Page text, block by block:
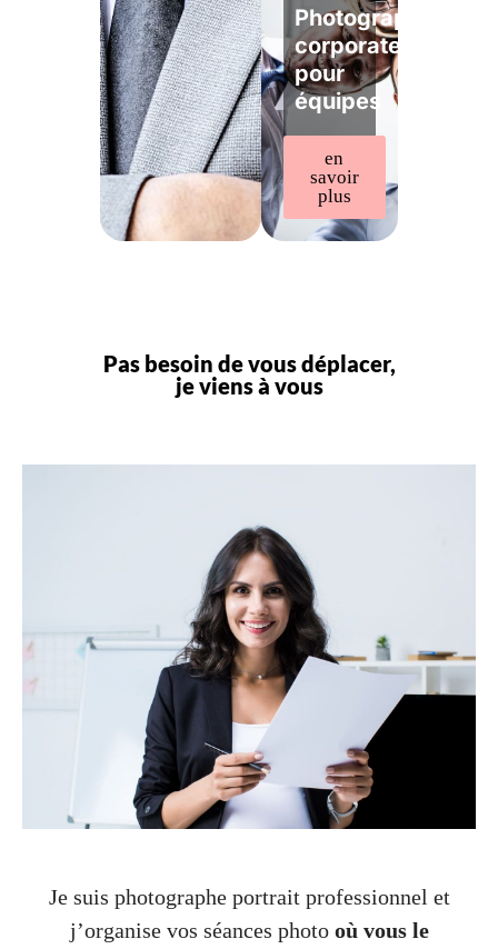
Photographe
corporate
pour
équipes
en
savoir
plus
Pas besoin de vous déplacer,
je viens à vous
Je suis photographe portrait professionnel et
j’organise vos séances photo où vous le